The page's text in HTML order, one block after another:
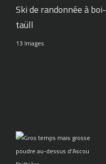
Ski de randonnée à boi-
taüll
13 Images